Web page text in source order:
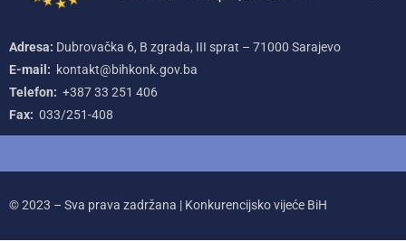
Adresa: Dubrovačka 6, B zgrada, III sprat – 71000‌ Sarajevo
E-mail: kontakt@bihkonk.gov.ba
Telefon: +387‌ 33‌ 251‌ 406
Fax: 033/251-408
© 2023 – Sva prava zadržana | Konkurencijsko vijeće BiH